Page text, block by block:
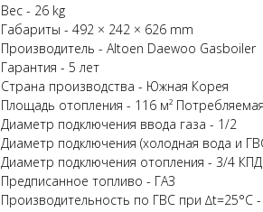
Вес - 26 kg
Габариты - 492 × 242 × 626 mm
Производитель - Altoen Daewoo Gasboiler
Гарантия - 5 лет
Страна производства - Южная Корея
Площадь отопления - 116 м²
Диаметр подключения ввода газа - 1/2
Диаметр подключения (холодная вода и
Диаметр подключения отопления - 3/4
Предписанное топливо - ГАЗ
Производительность по ГВС при ∆t=25°C